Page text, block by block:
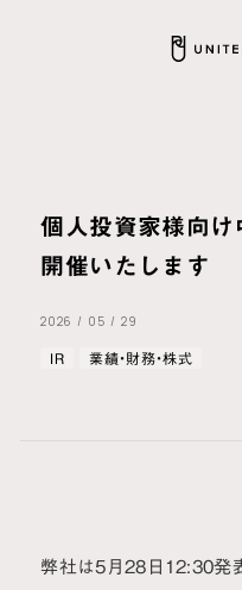
個人投資家様向
開催いたします
2026 / 05 / 29
IR 業績・財務・株式
弊社は5月28日12:30発